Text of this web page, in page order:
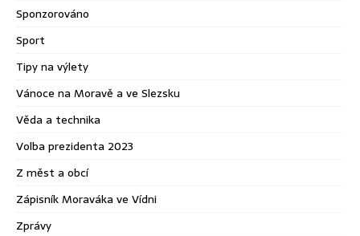
Sponzorováno
Sport
Tipy na výlety
Vánoce na Moravě a ve Slezsku
Věda a technika
Volba prezidenta 2023
Z měst a obcí
Zápisník Moraváka ve Vídni
Zprávy